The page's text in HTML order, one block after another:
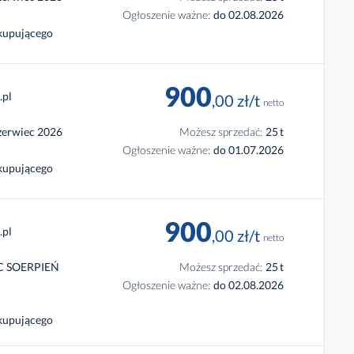
Ogłoszenie ważne: do 02.08.2026
900,00 zł/t netto
2026
Możesz sprzedać: 25t
Ogłoszenie ważne: do 01.07.2026
900,00 zł/t netto
SOERPIEŃ
Możesz sprzedać: 25t
Ogłoszenie ważne: do 02.08.2026